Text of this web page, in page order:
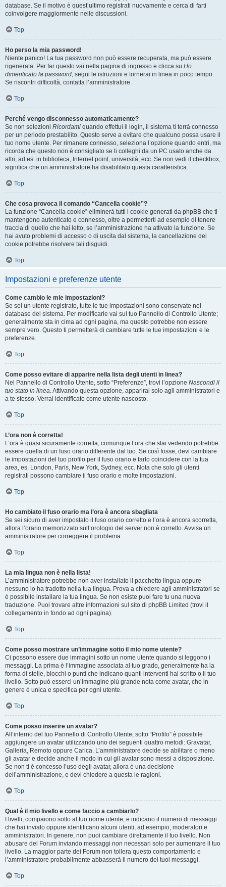
database. Se il motivo è quest’ultimo registrati nuovamente e cerca di farti
coinvolgere maggiormente nelle discussioni.
Top
Ho perso la mia password!
Niente panico! La tua password non può essere recuperata, ma può essere
rigenerata. Per far questo vai nella pagina di ingresso e clicca su Ho
dimenticato la password, segui le istruzioni e tornerai in linea in poco tempo.
Se riscontri difficoltà, contatta l’amministratore.
Top
Perché vengo disconnesso automaticamente?
Se non selezioni Ricordami quando effettui il login, il sistema ti terrà connesso
per un periodo prestabilito. Questo serve a evitare che qualcuno possa usare il
tuo nome utente. Per rimanere connesso, seleziona l’opzione quando entri, ma
ricorda che questo non è consigliato se ti colleghi da un PC usato anche da
altri, ad es. in biblioteca, Internet point, università, ecc. Se non vedi il checkbox,
significa che un amministratore ha disabilitato questa caratteristica.
Top
Che cosa provoca il comando “Cancella cookie”?
La funzione “Cancella cookie” eliminerà tutti i cookie generati da phpBB che ti
mantengono autenticato e connesso, oltre a permetterti ad esempio di tenere
traccia di quello che hai letto, se l’amministrazione ha attivato la funzione. Se
hai avuto problemi di accesso o di uscita dal sistema, la cancellazione dei
cookie potrebbe risolvere tali disguidi.
Top
Impostazioni e preferenze utente
Come cambio le mie impostazioni?
Se sei un utente registrato, tutte le tue impostazioni sono conservate nel
database del sistema. Per modificarle vai sul tuo Pannello di Controllo Utente;
generalmente sta in cima ad ogni pagina, ma questo potrebbe non essere
sempre vero. Questo ti permetterà di cambiare tutte le tue impostazioni e le
preferenze.
Top
Come posso evitare di apparire nella lista degli utenti in linea?
Nel Pannello di Controllo Utente, sotto “Preferenze”, trovi l’opzione Nascondi il
tuo stato in linea. Attivando questa opzione, apparirai solo agli amministratori e
a te stesso. Verrai identificato come utente nascosto.
Top
L’ora non è corretta!
L’ora è quasi sicuramente corretta, comunque l’ora che stai vedendo potrebbe
essere quella di un fuso orario differente dal tuo. Se così fosse, devi cambiare
le impostazioni del tuo profilo per il fuso orario e farlo coincidere con la tua
area, es. London, Paris, New York, Sydney, ecc. Nota che solo gli utenti
registrati possono cambiare il fuso orario e molte impostazioni.
Top
Ho cambiato il fuso orario ma l’ora è ancora sbagliata
Se sei sicuro di aver impostato il fuso orario corretto e l’ora è ancora scorretta,
allora l’orario memorizzato sull’orologio del server non è corretto. Avvisa un
amministratore per correggere il problema.
Top
La mia lingua non è nella lista!
L’amministratore potrebbe non aver installato il pacchetto lingua oppure
nessuno lo ha tradotto nella tua lingua. Prova a chiedere agli amministratori se
è possibile installare la tua lingua. Se non esiste puoi fare tu una nuova
traduzione. Puoi trovare altre informazioni sul sito di phpBB Limited (trovi il
collegamento in fondo ad ogni pagina).
Top
Come posso mostrare un’immagine sotto il mio nome utente?
Ci possono essere due immagini sotto un nome utente quando si leggono i
messaggi. La prima è l’immagine associata al tuo grado, generalmente ha la
forma di stelle, blocchi o punti che indicano quanti interventi hai scritto o il tuo
livello. Sotto può esserci un’immagine più grande nota come avatar, che in
genere è unica e specifica per ogni utente.
Top
Come posso inserire un avatar?
All’interno del tuo Pannello di Controllo Utente, sotto “Profilo” è possibile
aggiungere un avatar utilizzando uno dei seguenti quattro metodi: Gravatar,
Galleria, Remoto oppure Carica. L’amministratore decide se abilitare o meno
gli avatar e decide anche il modo in cui gli avatar sono messi a disposizione.
Se non ti è concesso l’uso degli avatar, allora è una decisione
dell’amministrazione, e devi chiedere a questa le ragioni.
Top
Qual è il mio livello e come faccio a cambiarlo?
I livelli, compaiono sotto al tuo nome utente, e indicano il numero di messaggi
che hai inviato oppure identificano alcuni utenti, ad esempio, moderatori e
amministratori. In genere, non puoi cambiare direttamente il tuo livello. Non
abusare del Forum inviando messaggi non necessari solo per aumentare il tuo
livello. La maggior parte dei Forum non tollera questo comportamento e
l’amministratore probabilmente abbasserà il numero dei tuoi messaggi.
Top